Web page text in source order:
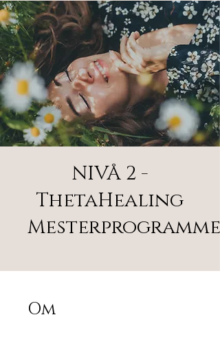
NIVÅ 2 -
ThetaHealing
Mesterprogrammet
Om